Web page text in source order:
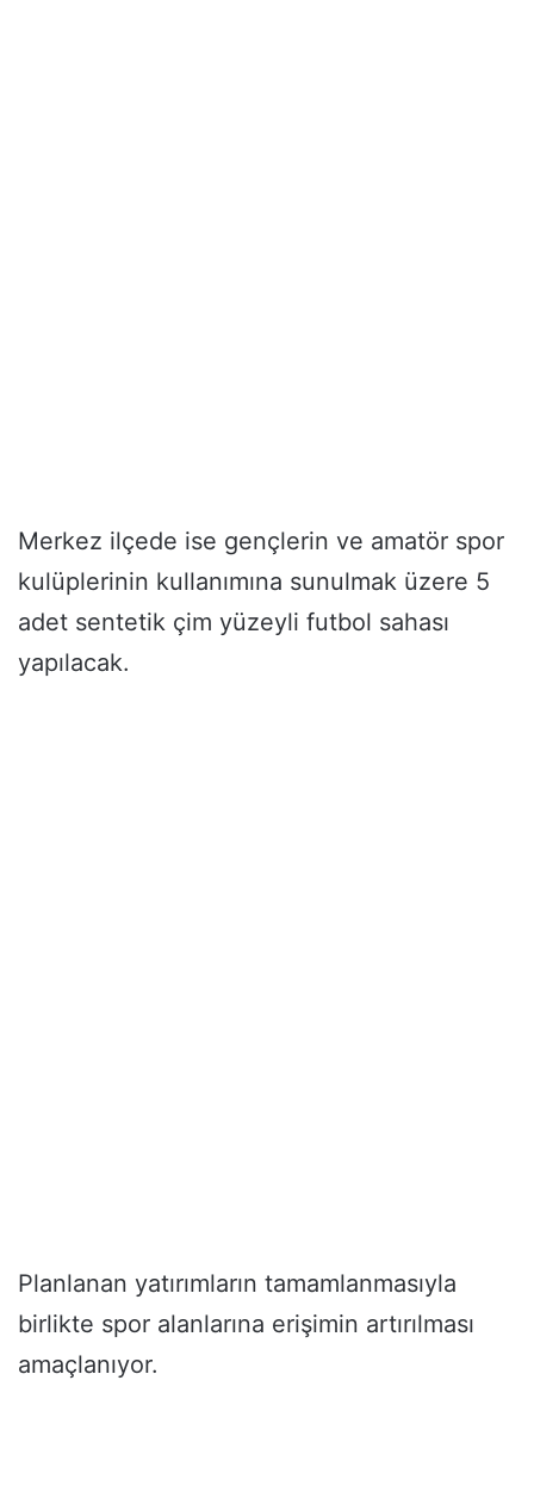
Merkez ilçede ise gençlerin ve amatör spor
kulüplerinin kullanımına sunulmak üzere 5
adet sentetik çim yüzeyli futbol sahası
yapılacak.
Planlanan yatırımların tamamlanmasıyla
birlikte spor alanlarına erişimin artırılması
amaçlanıyor.